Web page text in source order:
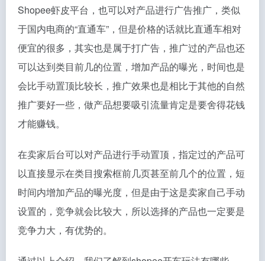
Shopee虾皮平台，也可以对产品进行广告推广，类似
于国内电商的“直通车”，但是价格的话就比直通车相对
便宜的很多，其实也是属于打广告，推广过的产品也还
可以达到类目前几的位置，增加产品的曝光，时间也是
会比手动置顶比较长，推广效果也是相比于其他的自然
推广要好一些，做产品想要吸引流量肯定是要舍得花钱
才能赚钱。
在卖家后台可以对产品进行手动置顶，指定过的产品可
以直接显示在类目搜索框前几页甚至前几个的位置，短
时间内增加产品的曝光度，但是由于这是卖家自己手动
设置的，竞争就会比较大，所以选择的产品也一定要是
竞争力大，有优势的。